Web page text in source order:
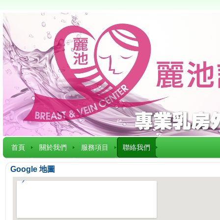
首頁 關於我們 服務項目 聯絡我們
Google 地圖